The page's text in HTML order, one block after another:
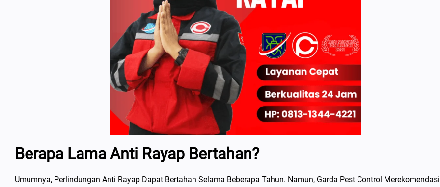
Berapa Lama Anti Rayap Bertahan?
Umumnya, Perlindungan Anti Rayap Dapat Bertahan Selama Beberapa Tahun. Namun, Garda Pest Control